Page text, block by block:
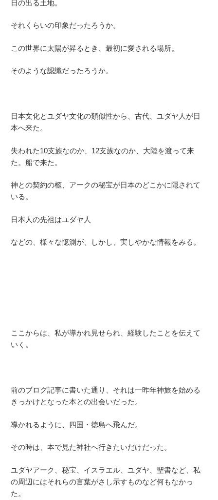
日の出る土地。
それくらいの印象だったろうか。
この世界に太陽が昇るとき、最初に愛される場所。
そのような認識だったろうか。
日本文化とユダヤ文化の類似性から、古代、ユダヤ人が日
本へ来た。
失われた10支族なのか、12支族なのか、大陸を渡って来
た。船で来た。
神との契約の柩、アークの秘宝が日本のどこかに隠されて
いる。
日本人の先祖はユダヤ人
などの、様々な憶測が、しかし、実しやかな情報をみる。
ここからは、私が導かれ見せられ、経験したことを伝えて
いく。
前のブログ記事に書いた通り、それは一昨年神旅を始める
きっかけとなった本との出会いだった。
導かれるように、四国・徳島へ飛んだ。
その時は、本で見た神社へ行きたいだけだった。
ユダヤアーク、秘宝、イスラエル、ユダヤ、聖書など、私
の周辺にはそれらの言葉がさし示すものなど何もなかっ
た。